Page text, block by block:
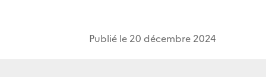
Publié le 20 décembre 2024